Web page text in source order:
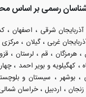
رسمی بر اساس
آذربایجان شرقی ، اصفهان ،
غربی ،گیلان ،مرکزی
،هرمزگان ، قم ، لرستان ،
، کهگیلویه و بویر احمد ،
،بوشهر، سیستان و
زنجان ، اردبیل ،خراسان